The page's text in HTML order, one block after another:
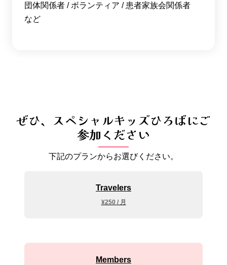
団体関係者 / ボランティア / 患者家族会関係者
など
ぜひ、スペシャルキッズひろばにご
参加ください
下記のプランからお選びください。
Travelers
¥250 / 月
Members